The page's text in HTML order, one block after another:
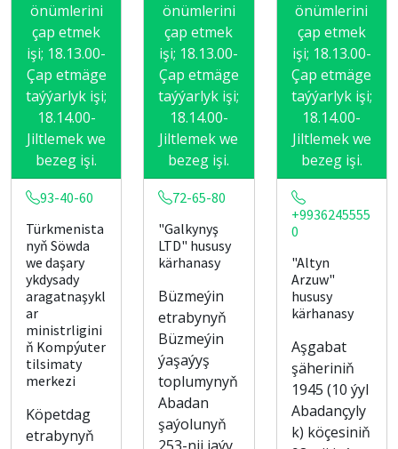
önümlerini
çap etmek
işi; 18.13.00-
Çap etmäge
taýýarlyk işi;
18.14.00-
Jiltlemek we
bezeg işi.
93-40-60
Türkmenista
nyň Söwda
we daşary
ykdysady
aragatnaşykl
ar
ministrligini
ň Kompýuter
tilsimaty
merkezi
Köpetdag
etrabynyň
önümlerini
çap etmek
işi; 18.13.00-
Çap etmäge
taýýarlyk işi;
18.14.00-
Jiltlemek we
bezeg işi.
72-65-80
"Galkynyş
LTD" hususy
kärhanasy
Büzmeýin
etrabynyň
Büzmeýin
ýaşaýyş
toplumynyň
Abadan
şaýolunyň
önümlerini
çap etmek
işi; 18.13.00-
Çap etmäge
taýýarlyk işi;
18.14.00-
Jiltlemek we
bezeg işi.
+9936245555
0
"Altyn
Arzuw"
hususy
kärhanasy
Aşgabat
şäheriniň
1945 (10 ýyl
Abadançyly
k) köçesiniň